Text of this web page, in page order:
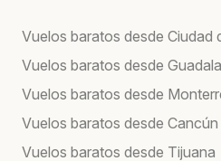
Vuelos baratos desde Ciudad
Vuelos baratos desde
Vuelos baratos desde
Vuelos baratos desde Cancún
Vuelos baratos desde Tijuana